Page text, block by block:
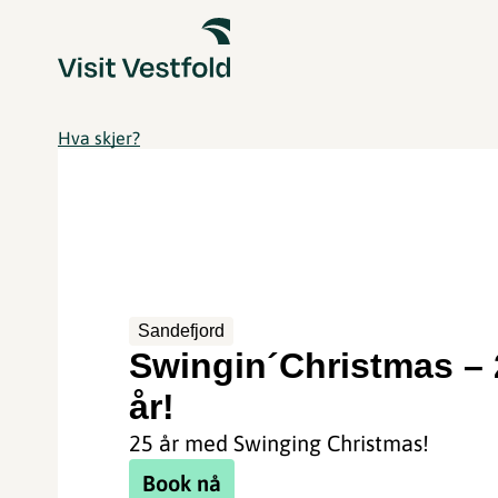
Hva skjer?
Sandefjord
Swingin´Christmas –
år!
25 år med Swinging Christmas!
Book nå